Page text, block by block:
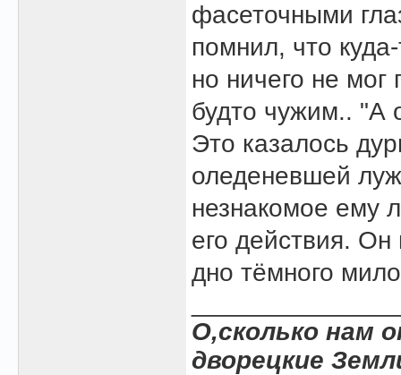
фасеточными
помнил, что
но ничего не
будто чужим.. "А
Это казалось
оледеневшей
незнакомое ему
его действия.
дно тёмного
О,сколько нам
дворецкие